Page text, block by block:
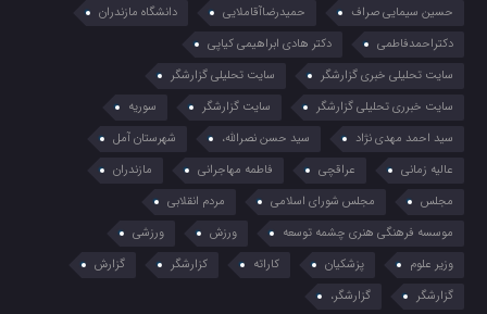
حسین سیمایی صراف
حمیدرضاآقاملایی
دانشگاه مازندران
دکتراحمدفاطمی
دکتر هادی ابراهیمی کیاپی
سایت تحلیلی خبری گزارشگر
سایت تحلیلی گزارشگر
سایت خبرری تحلیلی گزارشگر
سایت گزارشگر
سوریه
سید احمد مهدی نژاد
سید حسن نصرالله،
شهرستان آمل
عالیه زمانی
عراقچی فاطمه مهاجرانی
مازندران
مجلس
مجلس شورای اسلامی
مردم انقلابی
موسسه فرهنگی هنری چشمه توسعه
ورزش
ورزشی
وزیر علوم
پزشکیان کاراته کزارشگر
گزارش
گزارشگر
گزارشگر،